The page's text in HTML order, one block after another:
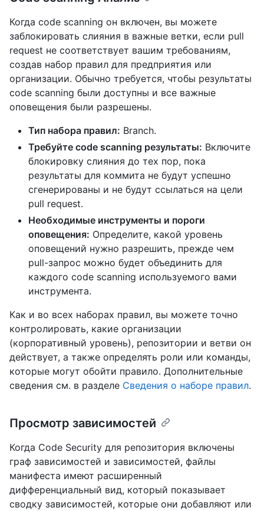
Когда code scanning он включен, вы можете
заблокировать слияния в важные ветки, если pull
request не соответствует вашим требованиям,
создав набор правил для предприятия или
организации. Обычно требуется, чтобы результаты
code scanning были доступны и все важные
оповещения были разрешены.
Тип набора правил: Branch.
Требуйте code scanning результаты: Включите
блокировку слияния до тех пор, пока
результаты для коммита не будут успешно
сгенерированы и не будут ссылаться на цели
pull request.
Необходимые инструменты и пороги
оповещения: Определите, какой уровень
оповещений нужно разрешить, прежде чем
pull-запрос можно будет объединить для
каждого code scanning используемого вами
инструмента.
Как и во всех наборах правил, вы можете точно
контролировать, какие организации
(корпоративный уровень), репозитории и ветви он
действует, а также определять роли или команды,
которые могут обойти правило. Дополнительные
сведения см. в разделе Сведения о наборе правил.
Просмотр зависимостей
Когда Code Security для репозитория включены
граф зависимостей и зависимостей, файлы
манифеста имеют расширенный
дифференциальный вид, который показывает
сводку зависимостей, которые они добавляют или